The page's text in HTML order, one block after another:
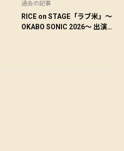
過去の記事
RICE on STAGE「ラブ米」～
OKABO SONIC 2026～ 出演の